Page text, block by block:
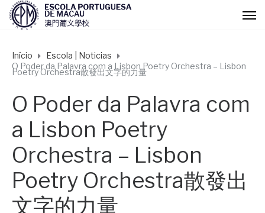
Início
Escola | Noticias
O Poder da Palavra com a Lisbon Poetry Orchestra – Lisbon
Poetry Orchestra散發出文字的力量
O Poder da Palavra com
a Lisbon Poetry
Orchestra – Lisbon
Poetry Orchestra散發出
文字的力量